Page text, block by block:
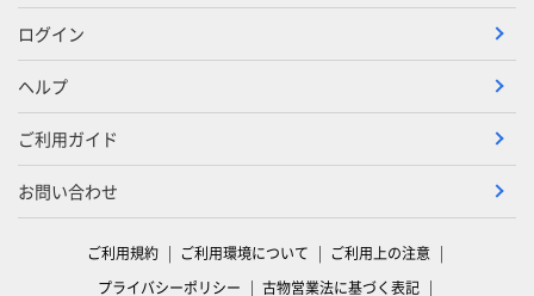
ログイン
ヘルプ
ご利用ガイド
お問い合わせ
ご利用規約 ご利用環境について
ご利用上の注意
プライバシーポリシー
古物営業法に基づく表記